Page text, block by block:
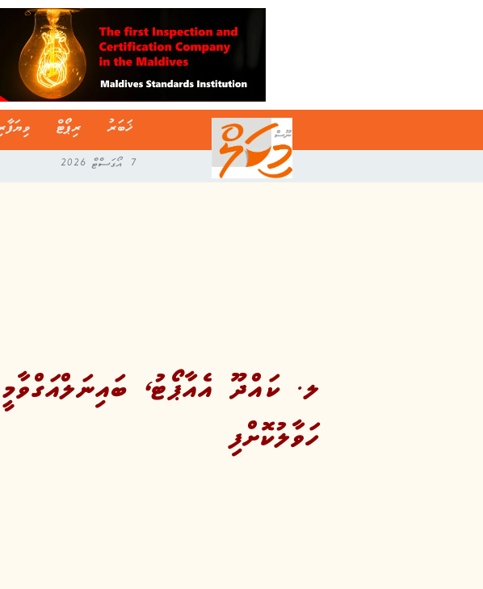
ޚަބަރު ރިޕޯޓް
7 އޯގަސްޓް 2026
ލ. ކައްދޫ އެއާޕޯޓު،
ހަވާލުކޮށްފި